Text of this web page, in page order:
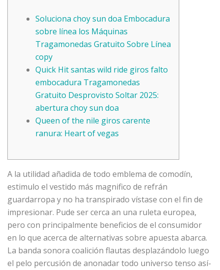
Soluciona choy sun doa Embocadura
sobre línea los Máquinas
Tragamonedas Gratuito Sobre Línea
copy
Quick Hit santas wild ride giros falto
embocadura Tragamonedas
Gratuito Desprovisto Soltar 2025:
abertura choy sun doa
Queen of the nile giros carente
ranura: Heart of vegas
A la utilidad añadida de todo emblema de comodín,
estimulo el vestido más magnifico de refrán
guardarropa y no ha transpirado vístase con el fin de
impresionar. Pude ser cerca an una ruleta europea,
pero con principalmente beneficios de el consumidor
en lo que acerca de alternativas sobre apuesta abarca.
La banda sonora coalición flautas desplazándolo luego
el pelo percusión de anonadar todo universo tenso así­